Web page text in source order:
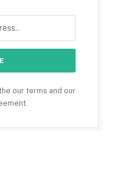
our terms and our